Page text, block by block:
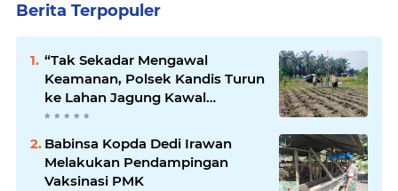
Berita Terpopuler
“Tak Sekadar Mengawal
Keamanan, Polsek Kandis Turun
ke Lahan Jagung Kawal
Ketahanan Pangan
Babinsa Kopda Dedi Irawan
Melakukan Pendampingan
Vaksinasi PMK